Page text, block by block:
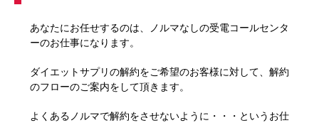
あなたにお任せするのは、ノルマなしの受電コールセンタ
ーのお仕事になります。
ダイエットサプリの解約をご希望のお客様に対して、解約
のフローのご案内をして頂きます。
よくあるノルマで解約をさせないように・・・というお仕